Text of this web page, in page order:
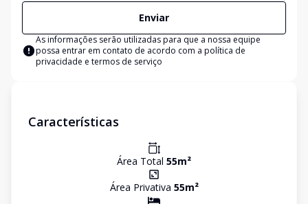
Enviar
As informações serão utilizadas para que a nossa equipe
possa entrar em contato de acordo com a política de
privacidade e termos de serviço
Características
Área Total 55m²
Área Privativa 55m²